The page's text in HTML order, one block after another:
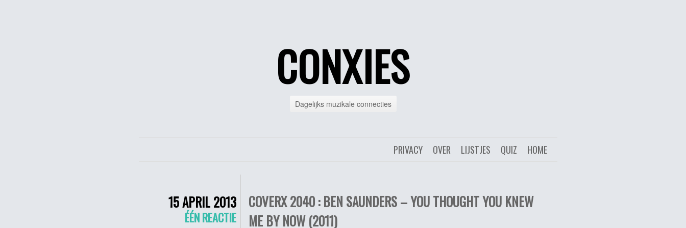
CONXIES
Dagelijks muzikale connecties
HOME
QUIZ
LIJSTJES
OVER
PRIVACY
15 APRIL 2013
ÉÉN REACTIE
COVERX 2040 : BEN SAUNDERS – YOU THOUGHT YOU KNEW
ME BY NOW (2011)